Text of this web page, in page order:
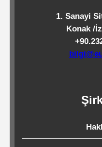
Temizlik
Endüstriyel
Temizlik
Ürünleri
1. Sanayi
Konak /